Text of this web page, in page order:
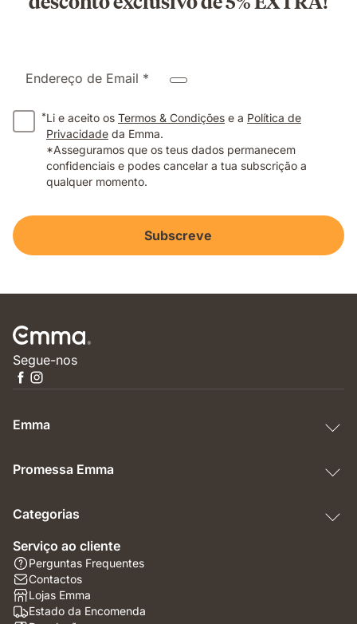
Endereço de Email *
*Li e aceito os Termos & Condições e a Política de
Privacidade da Emma.
*Asseguramos que os teus dados permanecem
confidenciais e podes cancelar a tua subscrição a
qualquer momento.
Subscreve
Segue-nos
Emma
Promessa Emma
Categorias
Serviço ao cliente
Perguntas Frequentes
Contactos
Lojas Emma
Estado da Encomenda